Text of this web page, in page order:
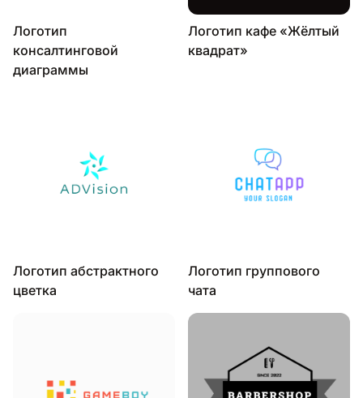
Логотип
консалтинговой
диаграммы
Логотип кафе «Жёлтый
квадрат»
Логотип абстрактного
цветка
Логотип группового
чата